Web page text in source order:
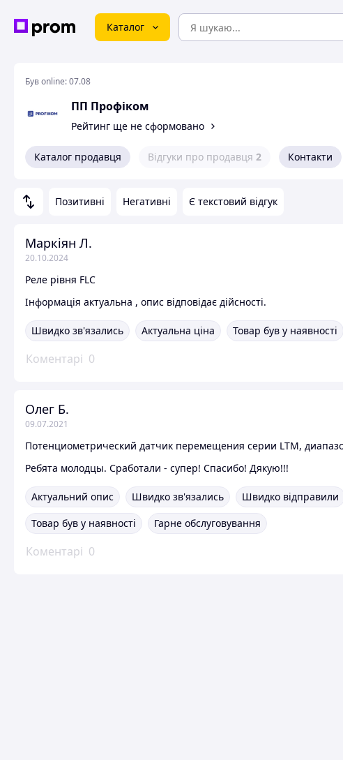
Каталог
Був online:07.08
ПП Профіком
Рейтинг ще не сформовано
Каталог продавця Відгуки про продавця 2 Контакти
Позитивні Негативні Є текстовий відгук
Маркіян Л.
20.10.2024
Реле рівня FLC
Інформація актуальна , опис відповідає дійсності.
Швидко зв'язались Актуальна ціна Товар був у наявності
Коментарі 0
Олег Б.
09.07.2021
Ребята молодцы. Сработали - супер! Спасибо! Дякую!!!
Актуальний опис Швидко зв'язались Швидко відправили
Товар був у наявності
Гарне обслуговування
Коментарі 0